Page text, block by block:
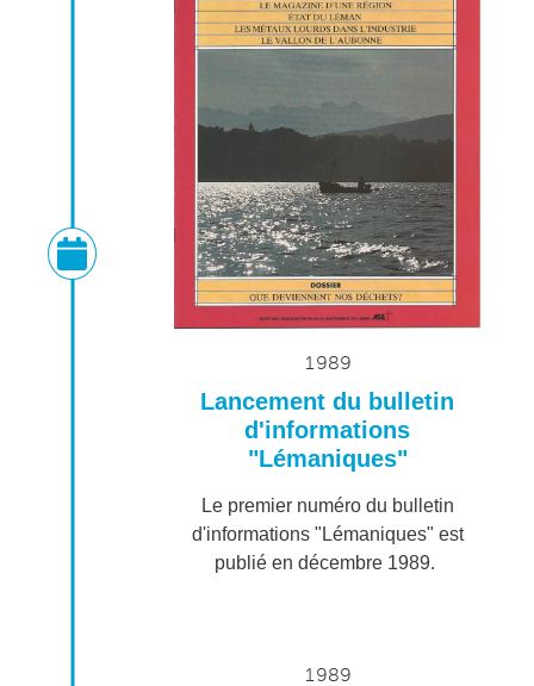
1989
Lancement du bulletin
d'informations
"Lémaniques"
Le premier numéro du bulletin
d'informations "Lémaniques" est
publié en décembre 1989.
1989